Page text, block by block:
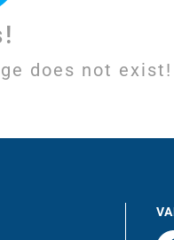
does not exist!